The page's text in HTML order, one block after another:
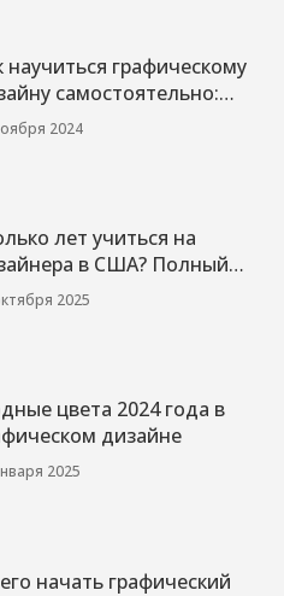
научиться графическому
самостоятельно:
гид
2024
лет учиться на
в США? Полный
по срокам и программам
2025
цвета 2024 года в
дизайне
2025
начать графический